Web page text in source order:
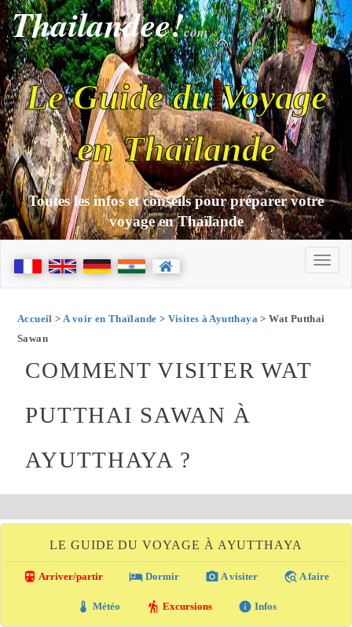
Thailandee!com
Le Guide du Voyage
en Thaïlande
Toutes les infos et conseils pour préparer votre
voyage en Thaïlande
Accueil > A voir en Thaïlande > Visites à Ayutthaya > Wat Putthai
Sawan
COMMENT VISITER WAT
PUTTHAI SAWAN À
AYUTTHAYA ?
LE GUIDE DU VOYAGE À AYUTTHAYA
directions_transit Arriver/partir local_hotel Dormir photo_camera A visiter travel_explore A faire
thermostat Météo hiking Excursions info Infos